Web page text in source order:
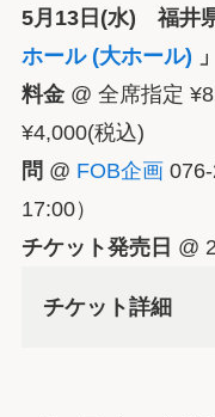
5月13日(水) 福井
ホール (大ホール) 」
料金@ 全席指定
¥4,000(税込)
問 @ FOB企画
17:00）
チケット発売日 @
チケット詳細